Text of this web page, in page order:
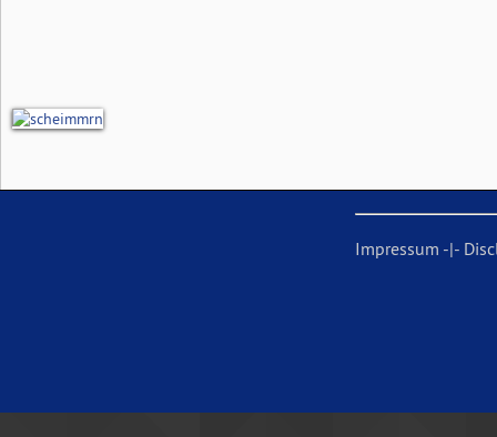
Impressum -|-